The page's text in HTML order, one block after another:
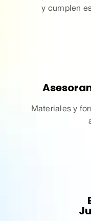
y cumplen
Materiales y